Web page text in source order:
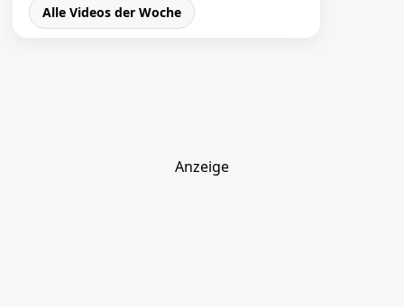
Alle Videos der Woche
Anzeige